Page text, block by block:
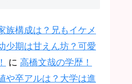
族構成は？兄もイケメ
少期は甘えん坊？可愛
に 高橋文哉の学歴！
や卒アルは？大学は進